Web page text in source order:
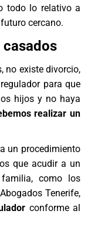
todo lo relativo a
cercano.
casados
no existe divorcio,
para que
hijos y no haya
realizar un
un procedimiento
que acudir a un
, como los
Tenerife,
conforme al